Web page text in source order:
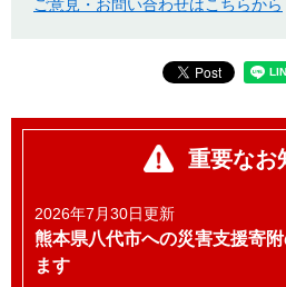
ご意見・お問い合わせはこちらから
重要なお
2026年7月30日更新
熊本県八代市への災害支援寄
ます